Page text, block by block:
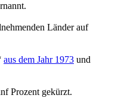
Länder auf
aus dem Jahr 1973 und
Prozent gekürzt.